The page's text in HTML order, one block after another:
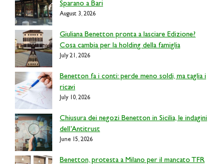
Sparano a Bari
August 3, 2026
Giuliana Benetton pronta a lasciare Edizione?
Cosa cambia per la holding della famiglia
July 21, 2026
Benetton fa i conti: perde meno soldi, ma taglia i
ricavi
July 10, 2026
Chiusura dei negozi Benetton in Sicilia, le indagini
dell’Antitrust
June 15, 2026
Benetton, protesta a Milano per il mancato TFR